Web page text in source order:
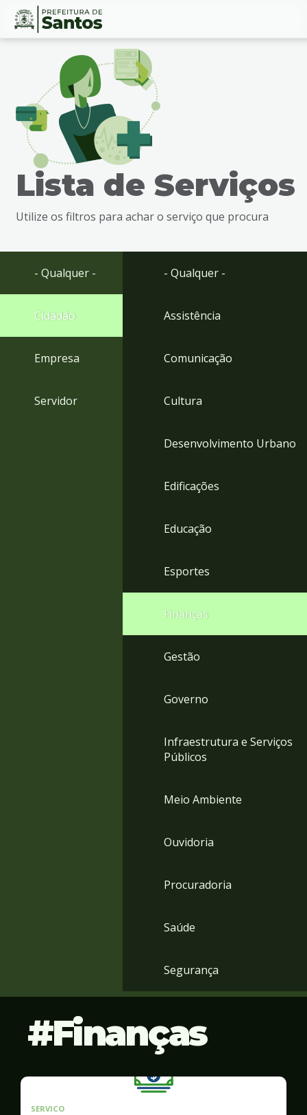
Ir
busca
Ir
rodapé
Conteúdo
Lista de Serviços
Utilize os filtros para achar o serviço que procura
- Qualquer -
Cidadão
Empresa
Servidor
- Qualquer -
Assistência
Comunicação
Cultura
Desenvolvimento Urbano
Edificações
Educação
Esportes
Finanças
Gestão
Governo
Infraestrutura e Serviços
Públicos
Meio Ambiente
Ouvidoria
Procuradoria
Saúde
Segurança
Finanças
SERVICO